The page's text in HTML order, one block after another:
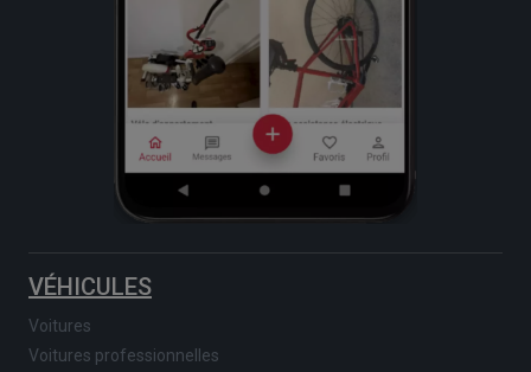
VÉHICULES
Voitures
Voitures professionnelles